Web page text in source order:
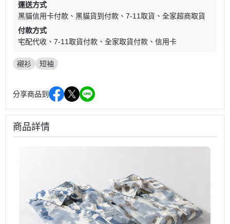
運送方式
黑貓信用卡付款
黑貓貨到付款 7-11取貨
全家超商取貨
付款方式
宅配代收
7-11取貨付款 全家取貨付款 信用卡
襯衫 短袖
分享商品到
商品詳情